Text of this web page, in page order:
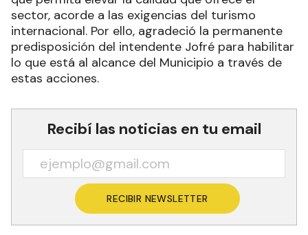
sector, acorde a las exigencias del turismo
internacional. Por ello, agradeció la permanente
predisposición del intendente Jofré para habilitar
lo que está al alcance del Municipio a través de
estas acciones.
Recibí las noticias en tu email
RECIBIR NEWSLETTER